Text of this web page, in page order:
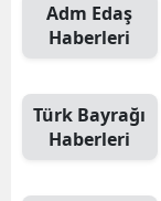
Adm Edaş
Haberleri
Türk Bayrağı
Haberleri